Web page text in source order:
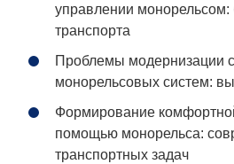
управлении монорельсом:
транспорта
Проблемы модернизации
монорельсовых систем:
Формирование
помощью монорельса:
транспортных задач